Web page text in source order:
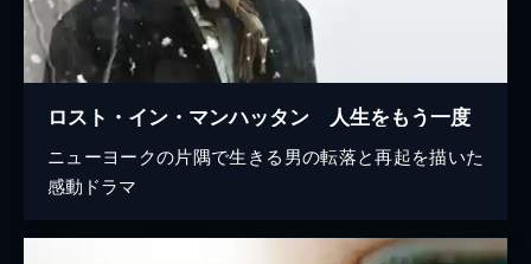
ロスト・イン・マンハッタン 人生をもう一度
ニューヨークの片隅で生きる男の転落と再起を描いた
感動ドラマ